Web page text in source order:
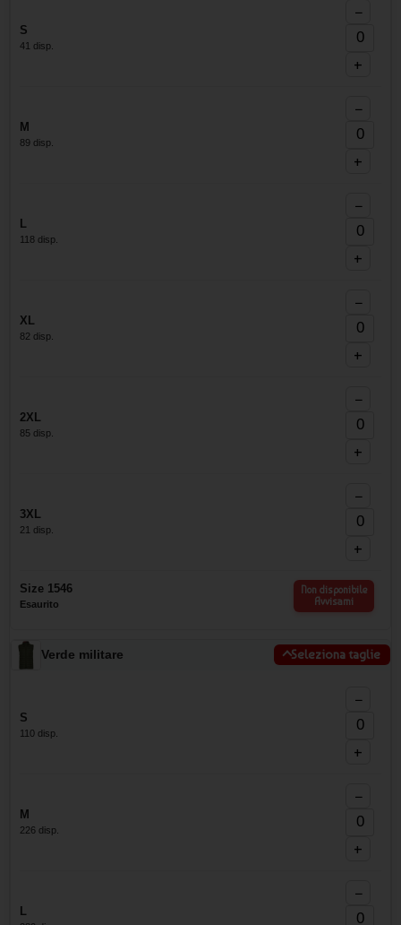
S
41 disp.
−
+
M
89 disp.
−
+
L
118 disp.
−
+
XL
82 disp.
−
+
2XL
85 disp.
−
+
3XL
21 disp.
−
+
Size 1546
Esaurito
Non disponibile
Avvisami
Verde militare Seleziona taglie
S
110 disp.
−
+
M
226 disp.
−
+
L
−